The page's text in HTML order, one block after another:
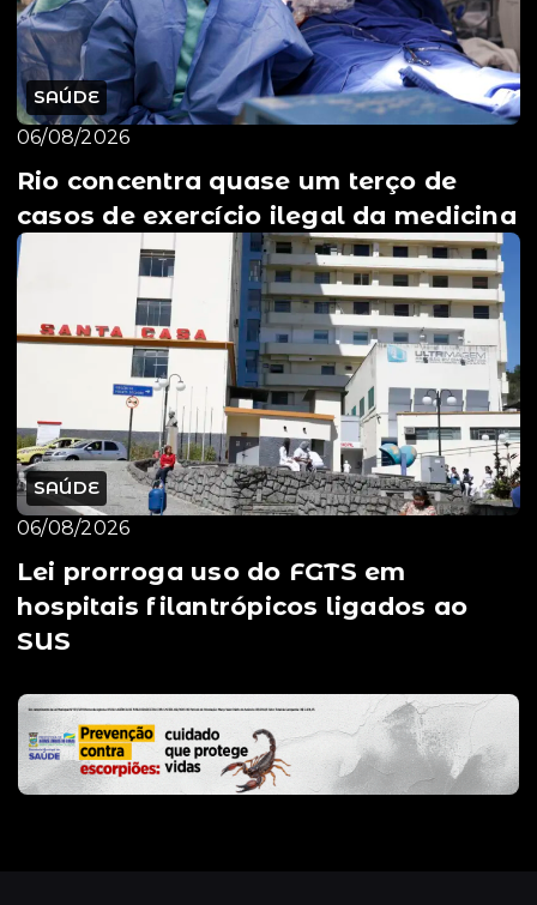
SAÚDE
06/08/2026
Rio concentra quase um terço de
casos de exercício ilegal da medicina
SAÚDE
06/08/2026
Lei prorroga uso do FGTS em
hospitais filantrópicos ligados ao
SUS